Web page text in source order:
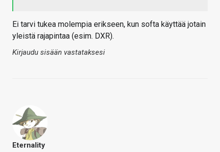
Ei tarvi tukea molempia erikseen, kun softa käyttää jotain
yleistä rajapintaa (esim. DXR).
Kirjaudu sisään vastataksesi
Eternality